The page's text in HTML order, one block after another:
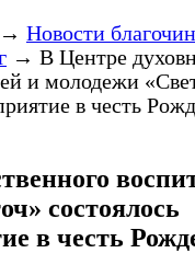
→ Новости
→ В Центре
и молодежи
в честь
состоялось
в честь